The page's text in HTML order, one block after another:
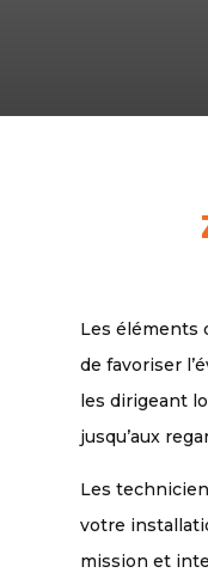
Les éléments
de favoriser
les dirigeant
jusqu’aux
Les
votre
mission et